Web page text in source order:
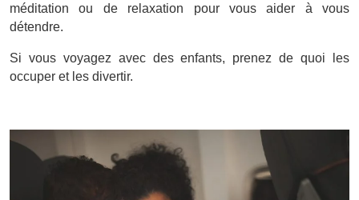
méditation ou de relaxation pour vous aider à vous
détendre.
Si vous voyagez avec des enfants, prenez de quoi les
occuper et les divertir.